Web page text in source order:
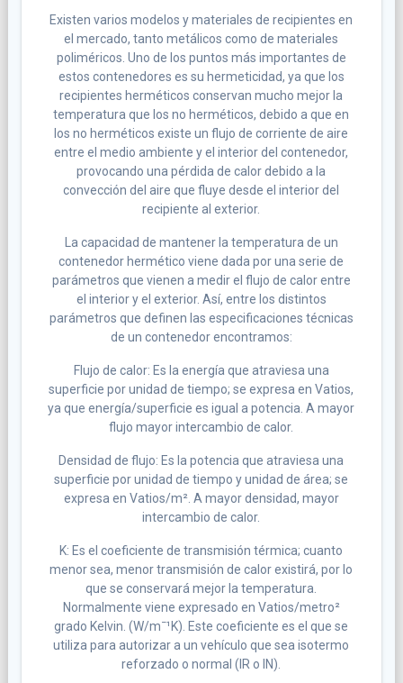
Existen varios modelos y materiales de recipientes en
el mercado, tanto metálicos como de materiales
poliméricos. Uno de los puntos más importantes de
estos contenedores es su hermeticidad, ya que los
recipientes herméticos conservan mucho mejor la
temperatura que los no herméticos, debido a que en
los no herméticos existe un flujo de corriente de aire
entre el medio ambiente y el interior del contenedor,
provocando una pérdida de calor debido a la
convección del aire que fluye desde el interior del
recipiente al exterior.
La capacidad de mantener la temperatura de un
contenedor hermético viene dada por una serie de
parámetros que vienen a medir el flujo de calor entre
el interior y el exterior. Así, entre los distintos
parámetros que definen las especificaciones técnicas
de un contenedor encontramos:
Flujo de calor: Es la energía que atraviesa una
superficie por unidad de tiempo; se expresa en Vatios,
ya que energía/superficie es igual a potencia. A mayor
flujo mayor intercambio de calor.
Densidad de flujo: Es la potencia que atraviesa una
superficie por unidad de tiempo y unidad de área; se
expresa en Vatios/m². A mayor densidad, mayor
intercambio de calor.
K: Es el coeficiente de transmisión térmica; cuanto
menor sea, menor transmisión de calor existirá, por lo
que se conservará mejor la temperatura.
Normalmente viene expresado en Vatios/metro²
grado Kelvin. (W/mˉ¹K). Este coeficiente es el que se
utiliza para autorizar a un vehículo que sea isotermo
reforzado o normal (IR o IN).